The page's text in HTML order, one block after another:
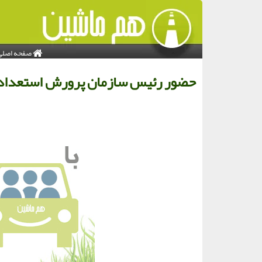
صفحه
حضور رئیس سازمان پرورش